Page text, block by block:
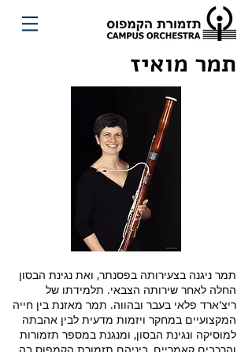
תמר מואיז
תמר ניגנה בצעירותה בפסנתר, ואת נגינת הבסון
החלה לאחר שירותה הצבאי. תלמידתו של
ריצ'ארד פלאי בעבר ובהווה. תמר מאזנת בין חייה
המקצועיים במחקר ויזמות מדעית לבין אהבתה
למוסיקה ונגינת הבסון, ומנגנת במספר תזמורות